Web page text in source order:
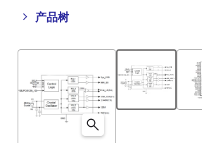
产品树
Close
tree
Open
tree